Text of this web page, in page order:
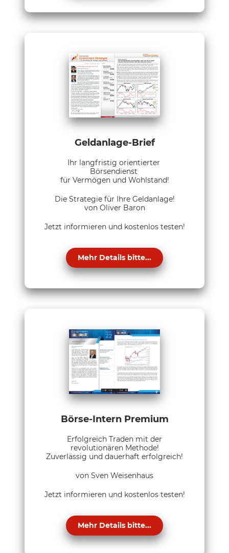
Geldanlage-Brief
Ihr langfristig orientierter
Börsendienst
für Vermögen und Wohlstand!
Die Strategie für Ihre Geldanlage!
von Oliver Baron
Jetzt informieren und kostenlos testen!
Mehr Details bitte...
Börse-Intern Premium
Erfolgreich Traden mit der
revolutionären Methode!
Zuverlässig und dauerhaft erfolgreich!
von Sven Weisenhaus
Jetzt informieren und kostenlos testen!
Mehr Details bitte...